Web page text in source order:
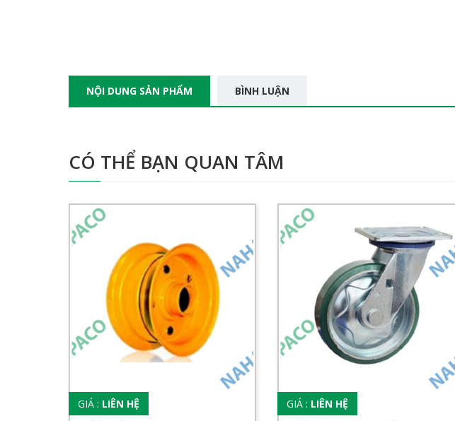
NỘI DUNG SẢN PHẨM BÌNH LUẬN
CÓ THỂ BẠN QUAN TÂM
GIÁ : LIÊN HỆ GIÁ : LIÊN HỆ